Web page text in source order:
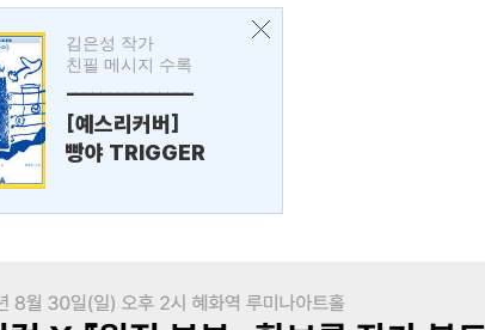
김은성 작가
친필 메시지 수록
---------------
[예스리커버]
빵야 TRIGGER